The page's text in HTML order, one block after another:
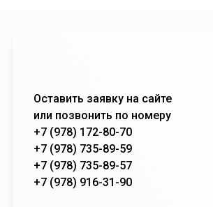
Оставить заявку на сайте
или позвонить по номеру
+7 (978) 172-80-70
+7 (978) 735-89-59
+7 (978) 735-89-57
+7 (978) 916-31-90